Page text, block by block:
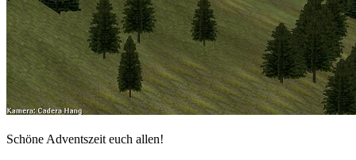
Schöne Adventszeit euch allen!